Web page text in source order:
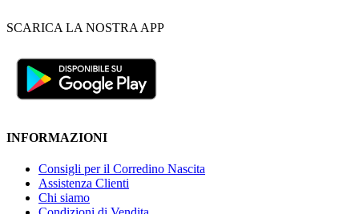
SCARICA LA NOSTRA APP
INFORMAZIONI
Consigli per il Corredino Nascita
Assistenza Clienti
Chi siamo